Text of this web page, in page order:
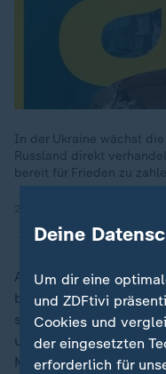
In der Ukraine wächst
Russland direkt
bereit für Frieden zu
Angeboten hatte
bereits Präsident
seltene Erden im
und zwar als
Militärhilfe, also nicht
Deine
Um dir eine
und ZDFtivi
Cookies und
der eingesetzten
erforderlich für